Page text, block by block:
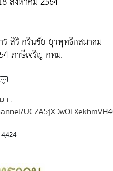
สิริ กรินชัย ยุวพุทธิกสมาคม
ภาษีเจริญ กทม.
า :
4,424